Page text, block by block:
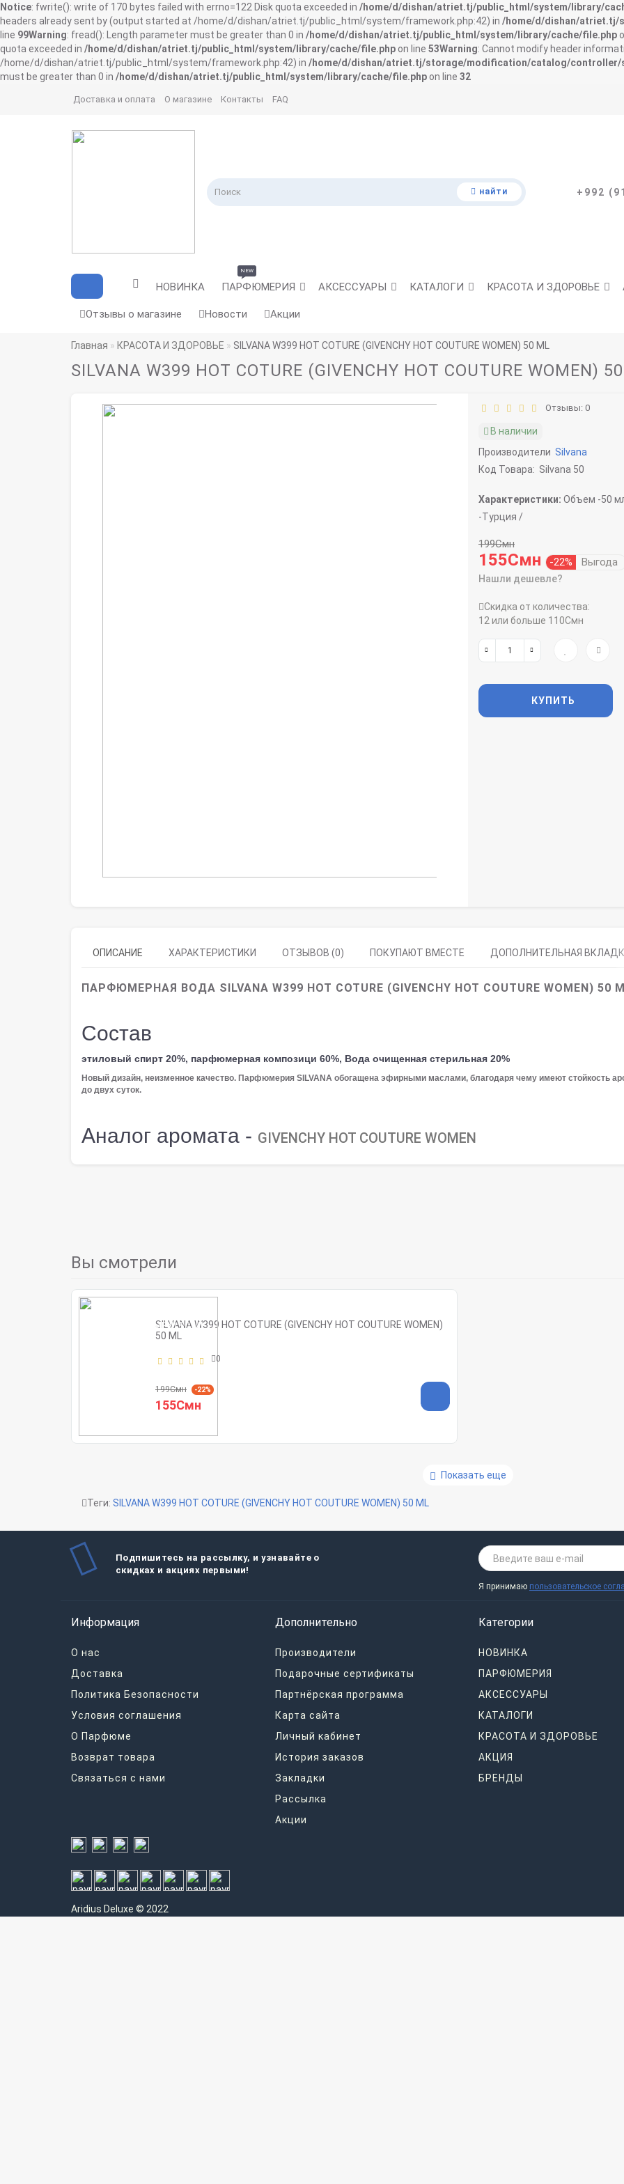
Notice: fwrite(): write of 170 bytes failed with errno=122 Disk quota exceeded in /home/d/dishan/atriet.tj/public_html/system/library/
headers already sent by (output started at /home/d/dishan/atriet.tj/public_html/system/framework.php:42) in /home/d/dishan/
line 99Warning: fread(): Length parameter must be greater than 0 in /home/d/dishan/atriet.tj/public_html/system/library/cache/file.php
quota exceeded in /home/d/dishan/atriet.tj/public_html/system/library/cache/file.php on line 53Warning: Cannot modify header
/home/d/dishan/atriet.tj/public_html/system/framework.php:42) in /home/d/dishan/atriet.tj/storage/modification/catalog/controller/
must be greater than 0 in /home/d/dishan/atriet.tj/public_html/system/library/cache/file.php on line 32
Доставка и оплата О магазине Контакты FAQ
найти +992
НОВИНКА ПАРФЮМЕРИЯ
NEW
АКСЕССУАРЫ КАТАЛОГИ КРАСОТА И ЗДОРОВЬЕ
Отзывы о магазине Новости Акции
Главная КРАСОТА И ЗДОРОВЬЕ SILVANA W399 HOT COTURE (GIVENCHY HOT COUTURE WOMEN) 50 ML
SILVANA W399 HOT COTURE (GIVENCHY HOT COUTURE WOMEN)
Отзывы: 0
В наличии
Производители Silvana
Код Товара: Silvana 50
Характеристики: Объем -50
-Турция /
199Смн
155Смн -22% Выгода
Нашли дешевле?
Скидка от количества:
12 или больше 110Смн
КУПИТЬ
ОПИСАНИЕ ХАРАКТЕРИСТИКИ ОТЗЫВОВ (0) ПОКУПАЮТ ВМЕСТЕ ДОПОЛНИТЕЛЬНАЯ
ПАРФЮМЕРНАЯ ВОДА SILVANA W399 HOT COTURE (GIVENCHY HOT COUTURE WOMEN) 50
Состав
этиловый спирт 20%, парфюмерная композици 60%, Вода очищенная стерильная 20%
Новый дизайн, неизменное качество. Парфюмерия SILVANA обогащена эфирными маслами, благодаря чему имеют стойкость
до двух суток.
Аналог аромата - GIVENCHY HOT COUTURE WOMEN
Вы смотрели
SILVANA W399 HOT COTURE (GIVENCHY HOT COUTURE WOMEN)
50 ML
0
199Смн -22%
155Смн
Показать еще
Теги: SILVANA W399 HOT COTURE (GIVENCHY HOT COUTURE WOMEN) 50 ML
Подпишитесь на рассылку, и узнавайте о
скидках и акциях первыми!
Я принимаю пользовательское
Информация
О нас
Доставка
Политика Безопасности
Условия соглашения
О Парфюме
Возврат товара
Связаться с нами
Дополнительно
Производители
Подарочные сертификаты
Партнёрская программа
Карта сайта
Личный кабинет
История заказов
Закладки
Рассылка
Акции
Категории
НОВИНКА
ПАРФЮМЕРИЯ
АКСЕССУАРЫ
КАТАЛОГИ
КРАСОТА И ЗДОРОВЬЕ
АКЦИЯ
БРЕНДЫ
Aridius Deluxe © 2022